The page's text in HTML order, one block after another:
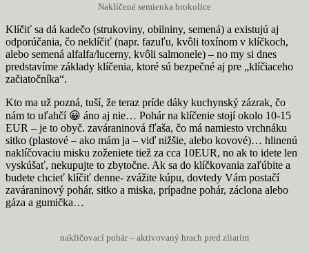
Naklíčené semienka brokolice
Klíčiť sa dá kadečo (strukoviny, obilniny, semená) a existujú aj
odporúčania, čo neklíčiť (napr. fazuľu, kvôli toxínom v klíčkoch,
alebo semená alfalfa/lucerny, kvôli salmonele) – no my si dnes
predstavíme základy klíčenia, ktoré sú bezpečné aj pre „klíčiaceho
začiatočníka“.
Kto ma už pozná, tuší, že teraz príde dáky kuchynský zázrak, čo
nám to uľahčí 😀 áno aj nie… Pohár na klíčenie stojí okolo 10-15
EUR – je to obyč. zaváraninová fľaša, čo má namiesto vrchnáku
sitko (plastové – ako mám ja – viď nižšie, alebo kovové)… hlinenú
naklíčovaciu misku zoženiete tiež za cca 10EUR, no ak to idete len
vyskúšať, nekupujte to zbytočne. Ak sa do klíčkovania zaľúbite a
budete chcieť klíčiť denne- zvážite kúpu, dovtedy Vám postačí
zaváraninový pohár, sitko a miska, prípadne pohár, záclona alebo
gáza a gumička…
nakličovací pohár – aktivovaný hrach pred zliatím